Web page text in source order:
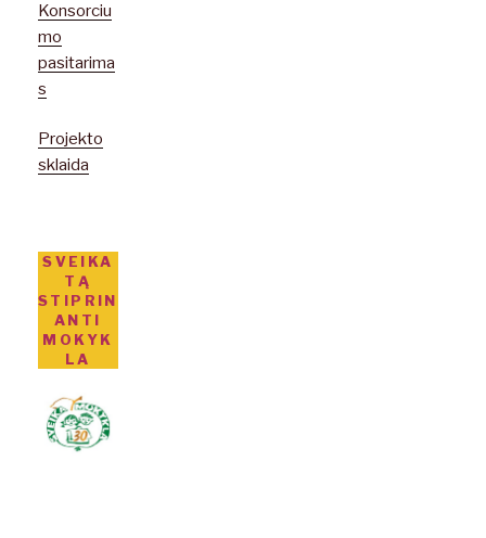
Konsorciu
mo
pasitarima
s
Projekto
sklaida
SVEIKA
TĄ
STIPRIN
ANTI
MOKYK
LA